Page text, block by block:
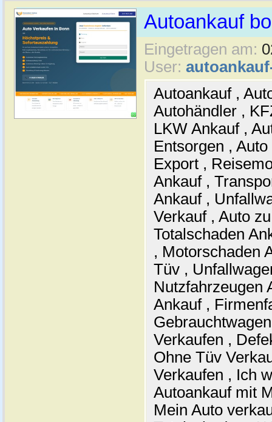
Autoankauf
Eingetragen am:
User:
Autoankauf ,
Autohändler ,
LKW Ankauf ,
Entsorgen ,
Export ,
Ankauf ,
Ankauf ,
Verkauf , Auto
Totalschaden
, Motorschaden
Tüv ,
Nutzfahrzeugen
Ankauf ,
Verkaufen ,
Ohne Tüv
Verkaufen , Ich
Autoankauf mit
Mein Auto